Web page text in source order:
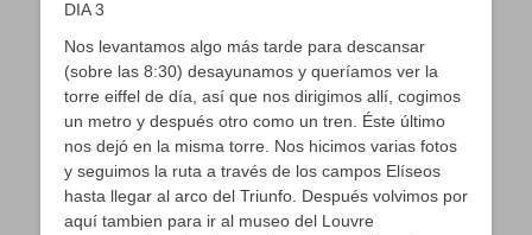
DIA 3
Nos levantamos algo más tarde para descansar
(sobre las 8:30) desayunamos y queríamos ver la
torre eiffel de día, así que nos dirigimos allí, cogimos
un metro y después otro como un tren. Éste último
nos dejó en la misma torre. Nos hicimos varias fotos
y seguimos la ruta a través de los campos Elíseos
hasta llegar al arco del Triunfo. Después volvimos por
aquí tambien para ir al museo del Louvre